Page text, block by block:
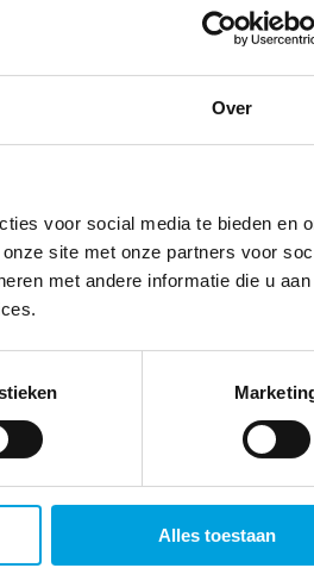
Over
voor social media te bieden en
site met onze partners voor
met andere informatie die u
Alles toestaan